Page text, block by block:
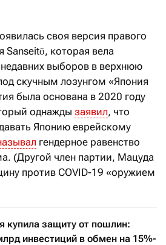
своя версия правого
которая вела
выборов в верхнюю
скучным лозунгом «Япония
была основана в 2020 году
однажды заявил, что
Японию еврейскому
гендерное равенство
(Другой член партии, Мацуда
против COVID-19 «оружием
купила защиту от пошлин:
инвестиций в обмен на 15%-